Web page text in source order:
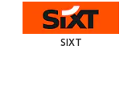
SIXT